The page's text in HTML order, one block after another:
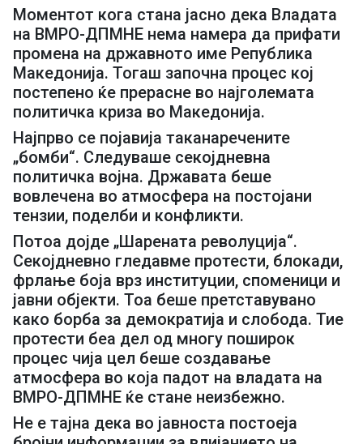
Моментот кога стана јасно дека Владата
на ВМРО-ДПМНЕ нема намера да прифати
промена на државното име Република
Македонија. Тогаш започна процес кој
постепено ќе прерасне во најголемата
политичка криза во Македонија.
Најпрво се појавија таканаречените
„бомби“. Следуваше секојдневна
политичка војна. Државата беше
вовлечена во атмосфера на постојани
тензии, поделби и конфликти.
Потоа дојде „Шарената револуција“.
Секојдневно гледавме протести, блокади,
фрлање боја врз институции, споменици и
јавни објекти. Тоа беше претставувано
како борба за демократија и слобода. Тие
протести беа дел од многу поширок
процес чија цел беше создавање
атмосфера во која падот на владата на
ВМРО-ДПМНЕ ќе стане неизбежно.
Не е тајна дека во јавноста постоеја